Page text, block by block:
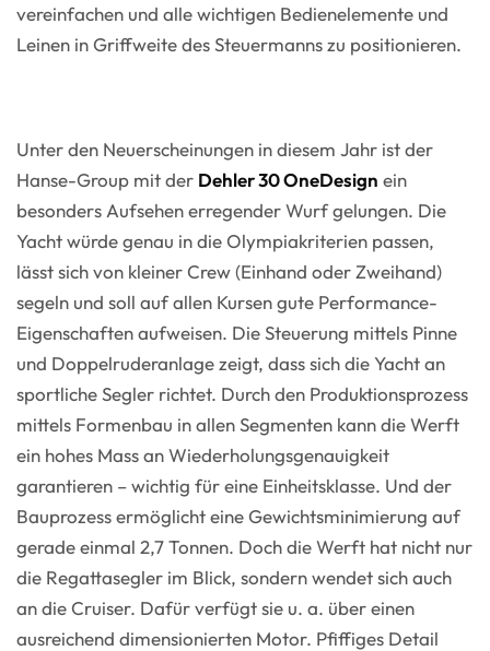
vereinfachen und alle wichtigen Bedienelemente und
Leinen in Griffweite des Steuermanns zu positionieren.
Unter den Neuerscheinungen in diesem Jahr ist der
Hanse-Group mit der Dehler 30 OneDesign ein
besonders Aufsehen erregender Wurf gelungen. Die
Yacht würde genau in die Olympiakriterien passen,
lässt sich von kleiner Crew (Einhand oder Zweihand)
segeln und soll auf allen Kursen gute Performance-
Eigenschaften aufweisen. Die Steuerung mittels Pinne
und Doppelruderanlage zeigt, dass sich die Yacht an
sportliche Segler richtet. Durch den Produktionsprozess
mittels Formenbau in allen Segmenten kann die Werft
ein hohes Mass an Wiederholungsgenauigkeit
garantieren – wichtig für eine Einheitsklasse. Und der
Bauprozess ermöglicht eine Gewichtsminimierung auf
gerade einmal 2,7 Tonnen. Doch die Werft hat nicht nur
die Regattasegler im Blick, sondern wendet sich auch
an die Cruiser. Dafür verfügt sie u. a. über einen
ausreichend dimensionierten Motor. Pfiffiges Detail